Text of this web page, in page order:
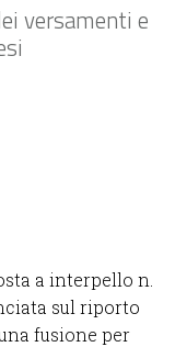
versamenti e
a interpello n.
sul riporto
fusione per